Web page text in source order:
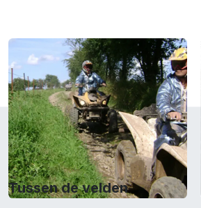
Tussen de velden